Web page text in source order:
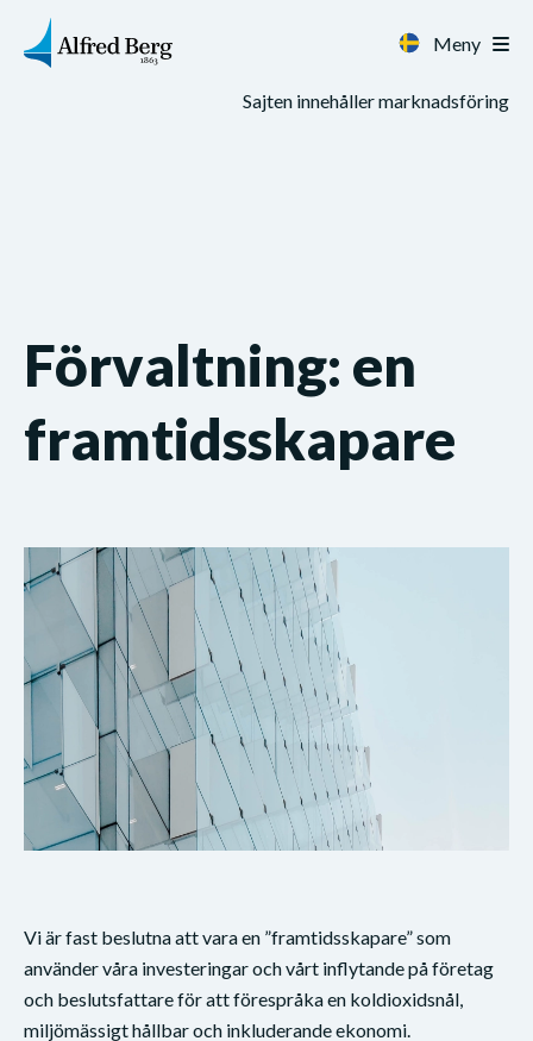
Meny
Sajten innehåller marknadsföring
Förvaltning: en
framtidsskapare
Vi är fast beslutna att vara en ”framtidsskapare” som
använder våra investeringar och vårt inflytande på företag
och beslutsfattare för att förespråka en koldioxidsnål,
miljömässigt hållbar och inkluderande ekonomi.